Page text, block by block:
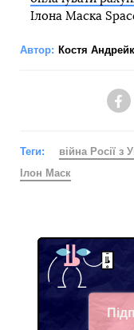
Ілона Маска
Автор: Костя
Теги: війна Росії з
Ілон Маск